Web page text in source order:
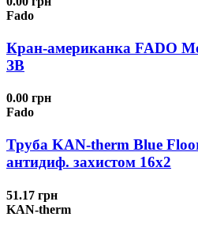
Fado
Кран-американка FADO
ЗВ
0.00 грн
Fado
Труба KAN-therm Blue
антидиф. захистом 16х2
51.17 грн
KAN-therm